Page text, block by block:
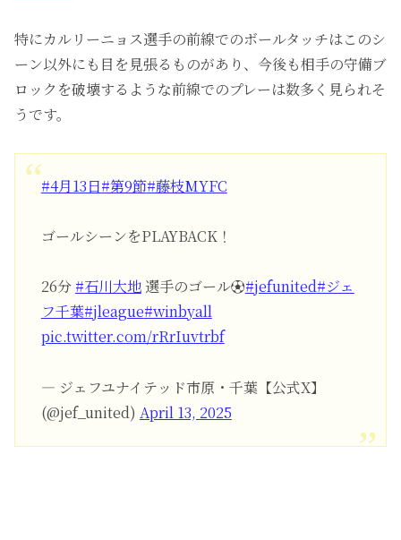
特にカルリーニョス選手の前線でのボールタッチはこのシ
ーン以外にも目を見張るものがあり、今後も相手の守備ブ
ロックを破壊するような前線でのプレーは数多く見られそ
うです。
#4月13日#第9節#藤枝MYFC
ゴールシーンをPLAYBACK！
26分 #石川大地選手のゴール⚽️#jefunited#ジェ
フ千葉#jleague#winbyall
pic.twitter.com/rRrIuvtrbf
— ジェフユナイテッド市原・千葉【公式X】
(@jef_united) April 13, 2025